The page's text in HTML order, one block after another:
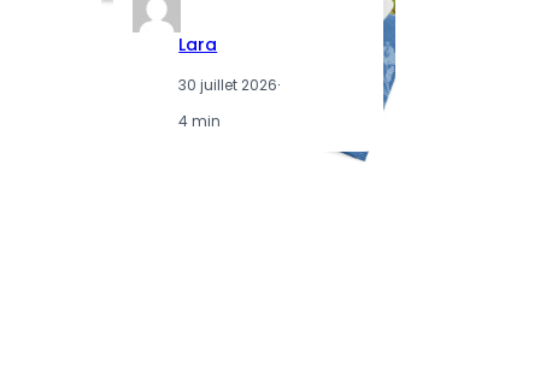
Lara
30 juillet 2026·
4 min